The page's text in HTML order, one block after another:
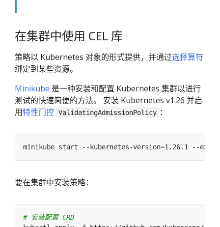
在集群中使用 CEL 库
策略以 Kubernetes 对象的形式提供，并通过选择算符
绑定到某些资源。
Minikube 是一种安装和配置 Kubernetes 集群以进行
测试的快速简便的方法。 安装 Kubernetes v1.26 并启
用特性门控 ValidatingAdmissionPolicy ：
minikube start --kubernetes-version=1.26.1 --
要在集群中安装策略：
# 安装配置 CRD